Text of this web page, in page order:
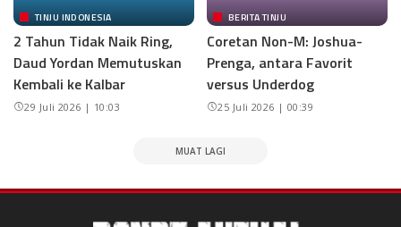
TINJU INDONESIA
2 Tahun Tidak Naik Ring,
Daud Yordan Memutuskan
Kembali ke Kalbar
29 Juli 2026 | 10:03
BERITA TINJU
Coretan Non-M: Joshua-
Prenga, antara Favorit
versus Underdog
25 Juli 2026 | 00:39
MUAT LAGI